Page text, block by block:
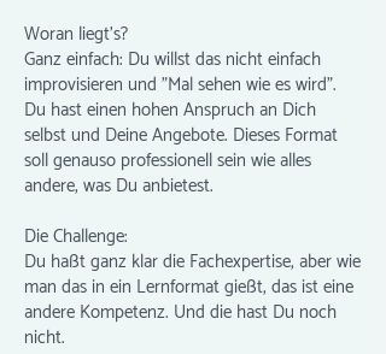
Woran liegt's?
Ganz einfach: Du willst das nicht einfach
improvisieren und "Mal sehen wie es wird".
Du hast einen hohen Anspruch an Dich
selbst und Deine Angebote. Dieses Format
soll genauso professionell sein wie alles
andere, was Du anbietest.
Die Challenge:
Du haßt ganz klar die Fachexpertise, aber wie
man das in ein Lernformat gießt, das ist eine
andere Kompetenz. Und die hast Du noch
nicht.